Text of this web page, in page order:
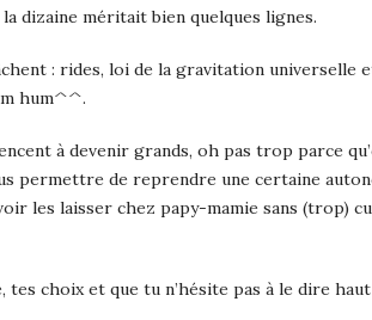
dizaine méritait bien quelques lignes.
: rides, loi de la gravitation universelle
hum^^.
à devenir grands, oh pas trop parce
permettre de reprendre une certaine
les laisser chez papy-mamie sans (trop)
tes choix et que tu n’hésite pas à le dire